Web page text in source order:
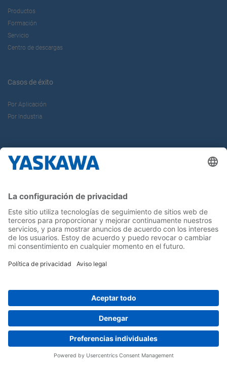
Productos
Formación
Servicio
Centro de descargas
Casos de éxito
Por Aplicación
Por Industria
Contacto
¡Síguenos!
Inicio
Política de Privacidad
Cookie Choices
Whistleblowing
Yaskawa Europe GmbH